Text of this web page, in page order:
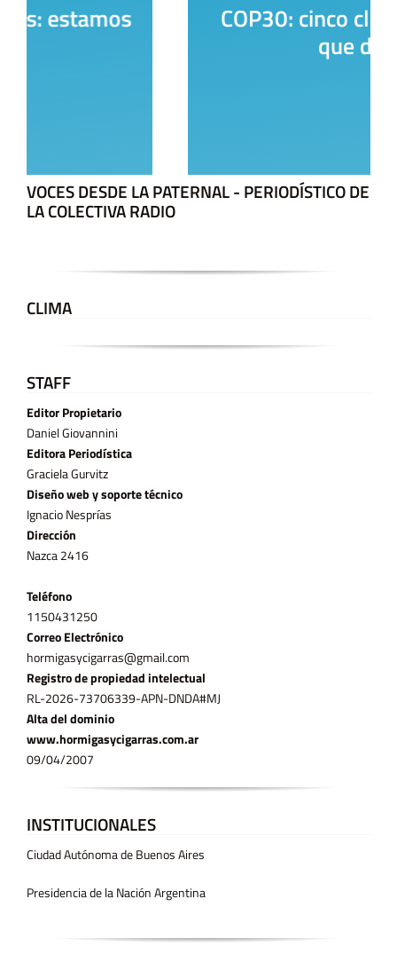
COP30: cinco claves sobre lo
VOCES DESDE LA PATERNAL - PERIODÍSTICO DE
LA COLECTIVA RADIO
CLIMA
STAFF
Editor Propietario
Daniel Giovannini
Editora Periodística
Graciela Gurvitz
Diseño web y soporte técnico
Ignacio Nesprías
Dirección
Nazca 2416
Teléfono
11­50431250
Correo Electrónico
hormigasycigarras@gmail.com
Registro de propiedad intelectual
RL-2026-73706339-APN-DNDA#MJ
Alta del dominio
www.hormigasycigarras.com.ar
09/04/2007
INSTITUCIONALES
Ciudad Autónoma de Buenos Aires
Presidencia de la Nación Argentina